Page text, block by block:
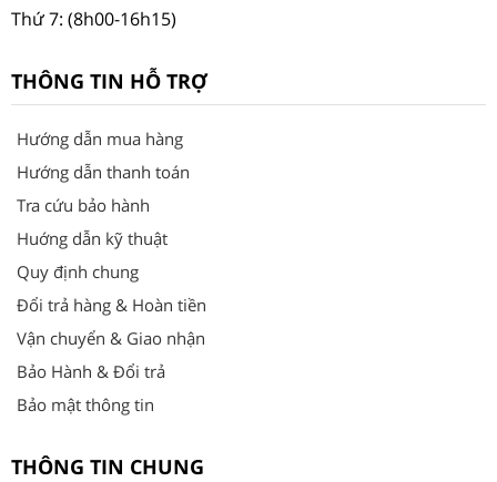
Thứ 7: (8h00-16h15)
THÔNG TIN HỖ TRỢ
Hướng dẫn mua hàng
Hướng dẫn thanh toán
Tra cứu bảo hành
Huớng dẫn kỹ thuật
Quy định chung
Đổi trả hàng & Hoàn tiền
Vận chuyển & Giao nhận
Bảo Hành & Đổi trả
Bảo mật thông tin
THÔNG TIN CHUNG